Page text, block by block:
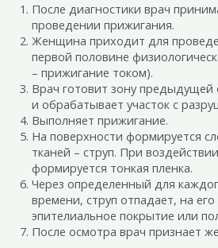
После диагностики врач
проведении прижигания.
Женщина приходит для
первой половине
– прижигание током).
Врач готовит зону предыдущей
и обрабатывает участок с
Выполняет прижигание.
На поверхности формируется
тканей – струп. При
формируется тонкая пленка.
Через определенный для
времени, струп отпадает, на
эпителиальное покрытие или
После осмотра врач признает